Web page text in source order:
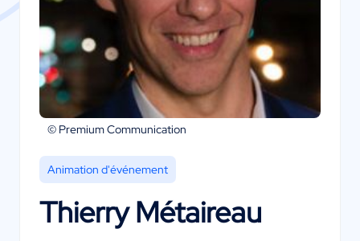
© Premium Communication
Animation d'événement
Thierry Métaireau